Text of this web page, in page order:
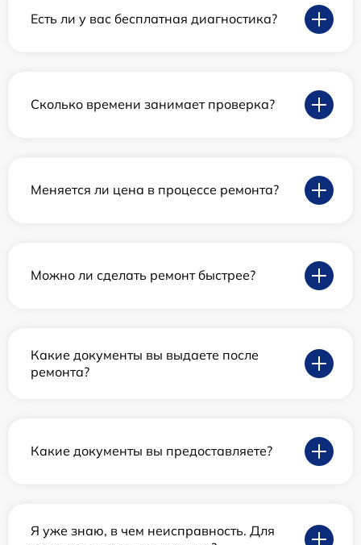
Есть ли у вас бесплатная диагностика?
Сколько времени занимает проверка?
Меняется ли цена в процессе ремонта?
Можно ли сделать ремонт быстрее?
Какие документы вы выдаете после
ремонта?
Какие документы вы предоставляете?
Я уже знаю, в чем неисправность. Для